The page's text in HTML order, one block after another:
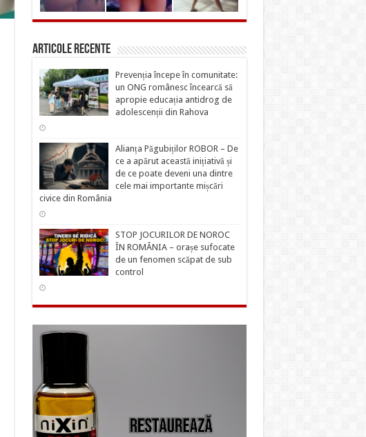
Articole recente
Prevenția începe în comunitate:
un ONG românesc încearcă să
apropie educația antidrog de
adolescenții din Rahova
Alianța Păgubiților ROBOR – De
ce a apărut această inițiativă și
de ce poate deveni una dintre
cele mai importante mișcări
civice din România
STOP JOCURILOR DE NOROC
ÎN ROMÂNIA – orașe sufocate
de un fenomen scăpat de sub
control